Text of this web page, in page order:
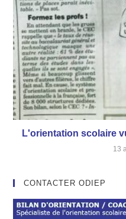
L'orientation scolaire
13
CONTACTER ODIEP